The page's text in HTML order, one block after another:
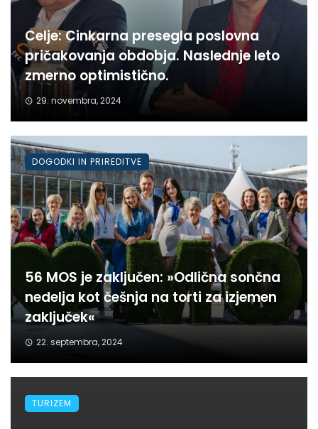
Celje: Cinkarna presegla poslovna
pričakovanja obdobja. Naslednje leto
zmerno optimistično.
29. novembra, 2024
56 MOS je zaključen: »Odlična sončna
nedelja kot češnja na torti za izjemen
zaključek«
22. septembra, 2024
DOGODKI IN PRIREDITVE
TURIZEM